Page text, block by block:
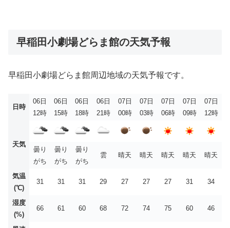
早稲田小劇場どらま館の天気予報
早稲田小劇場どらま館周辺地域の天気予報です。
日時
06日
12時
06日
15時
06日
18時
06日
21時
07日
00時
07日
03時
07日
06時
07日
09時
07日
12時
天気
曇り
がち
曇り
がち
曇り
がち
雲 晴天 晴天 晴天 晴天 晴天
気温
(℃)
31 31 31 29 27 27 27 31 34
湿度
(%)
66 61 60 68 72 74 75 60 46